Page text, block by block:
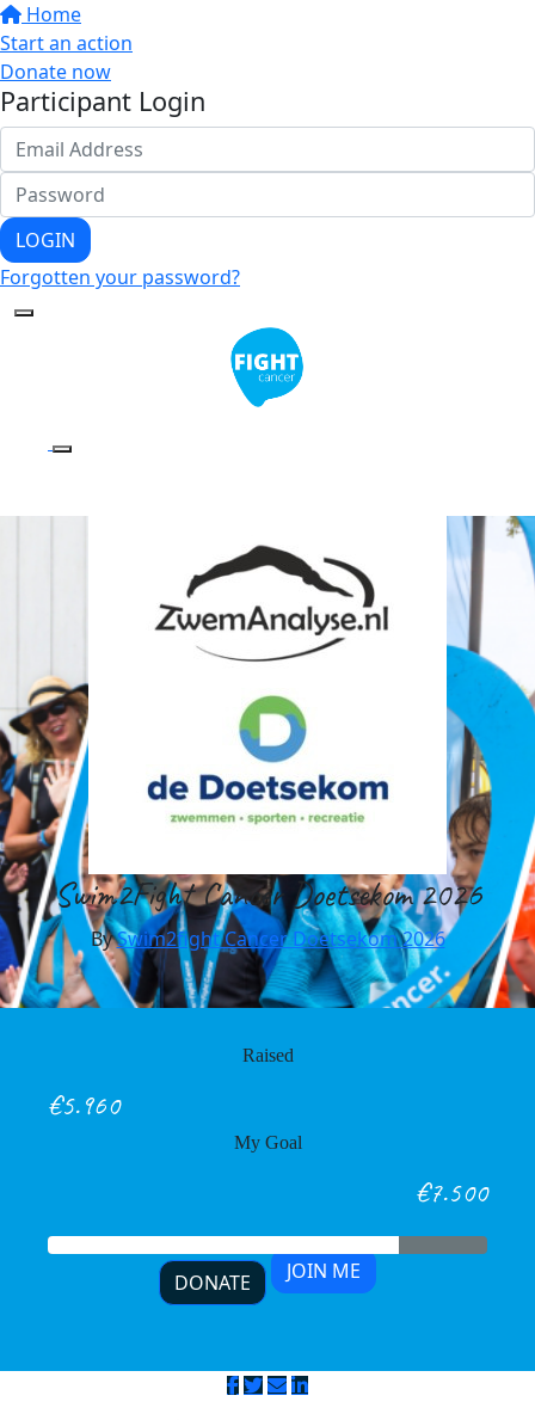
Home
Start an action
Donate now
Participant Login
LOGIN
Forgotten your password?
Swim2Fight Cancer Doetsekom 2026
BySwim2fight Cancer Doetsekom 2026
Raised
€5.960
My Goal
€7.500
DONATE JOIN ME